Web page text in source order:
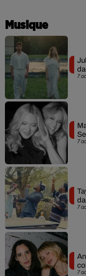
Musique
7
7
7
7